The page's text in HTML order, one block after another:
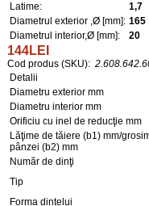
Latime:
1,7
Diametrul exterior ,Ø [mm]: 165
Diametrul interior,Ø [mm]:
20
144LEI
Cod produs (SKU):
Detalii
Diametru exterior mm
Diametru interior mm
Orificiu cu inel de reducţie mm
Lăţime de tăiere (b1) mm/
pânzei (b2) mm
Număr de dinţi
Tip
Forma dintelui